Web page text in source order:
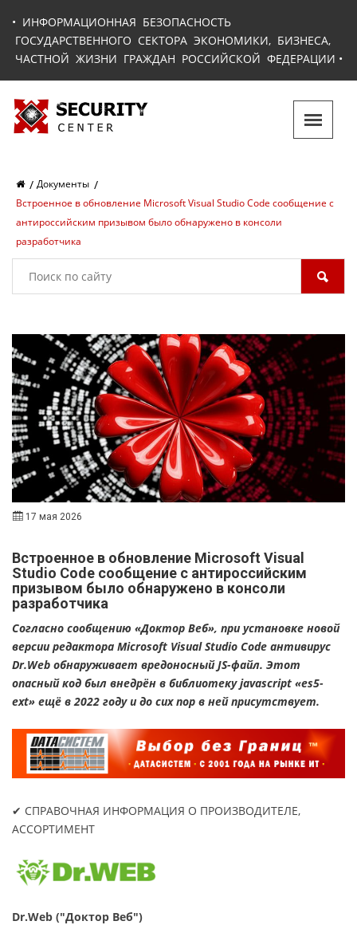
• ИНФОРМАЦИОННАЯ БЕЗОПАСНОСТЬ
ГОСУДАРСТВЕННОГО СЕКТОРА ЭКОНОМИКИ, БИЗНЕСА,
ЧАСТНОЙ ЖИЗНИ ГРАЖДАН РОССИЙСКОЙ ФЕДЕРАЦИИ •
Документы
Встроенное в обновление Microsoft Visual Studio Code сообщение с
антироссийским призывом было обнаружено в консоли
разработчика
17 мая 2026
Встроенное в обновление Microsoft Visual
Studio Code сообщение с антироссийским
призывом было обнаружено в консоли
разработчика
Согласно сообщению «Доктор Веб», при установке новой
версии редактора Microsoft Visual Studio Code антивирус
Dr.Web обнаруживает вредоносный JS-файл. Этот
опасный код был внедрён в библиотеку javascript «es5-
ext» ещё в 2022 году и до сих пор в ней присутствует.
✔ СПРАВОЧНАЯ ИНФОРМАЦИЯ О ПРОИЗВОДИТЕЛЕ,
АССОРТИМЕНТ
Dr.Web ("Доктор Веб")